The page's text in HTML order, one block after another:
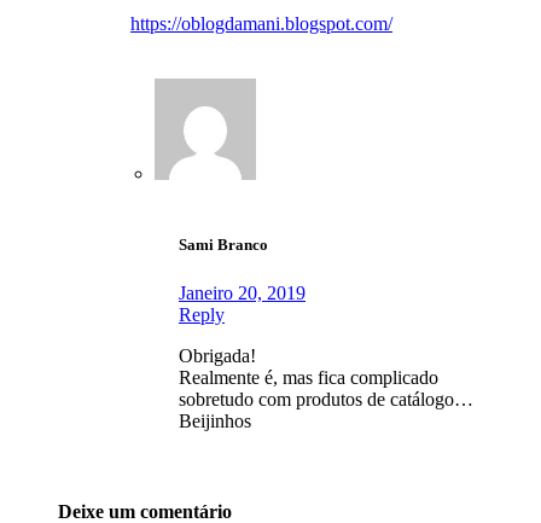
https://oblogdamani.blogspot.com/
Sami Branco
Janeiro 20, 2019
Reply
Obrigada!
Realmente é, mas fica complicado
sobretudo com produtos de catálogo…
Beijinhos
Deixe um comentário